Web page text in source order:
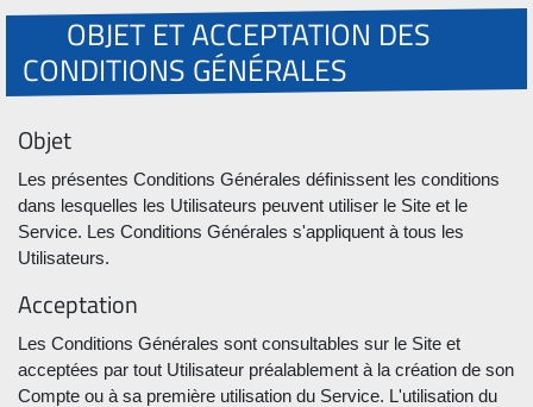
OBJET ET ACCEPTATION DES
CONDITIONS GÉNÉRALES
Objet
Les présentes Conditions Générales définissent les conditions
dans lesquelles les Utilisateurs peuvent utiliser le Site et le
Service. Les Conditions Générales s'appliquent à tous les
Utilisateurs.
Acceptation
Les Conditions Générales sont consultables sur le Site et
acceptées par tout Utilisateur préalablement à la création de son
Compte ou à sa première utilisation du Service. L'utilisation du